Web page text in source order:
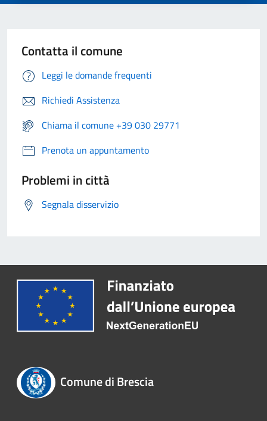
Contatta il comune
Leggi le domande frequenti
Richiedi Assistenza
Chiama il comune +39 030 29771
Prenota un appuntamento
Problemi in città
Segnala disservizio
Comune di Brescia